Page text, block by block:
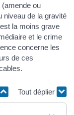
(amende ou
niveau de la gravité
la moins grave
et le crime
concerne les
de ces
Tout déplier